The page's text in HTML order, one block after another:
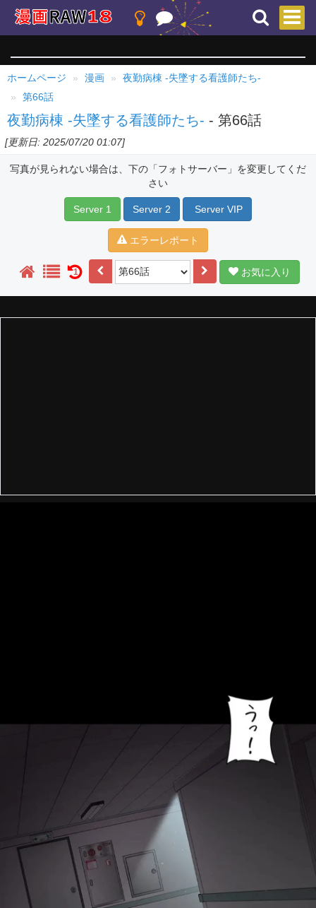
ホームページ 漫画
夜勤病棟 -失墜する看護師たち-
第66話
夜勤病棟 -失墜する看護師たち- - 第66話
[更新日: 2025/07/20 01:07]
写真が見られない場合は、下の「フォトサーバー」を変更してくだ
さい
Server 1 Server 2 Server VIP
エラーレポート
1 お気に入り